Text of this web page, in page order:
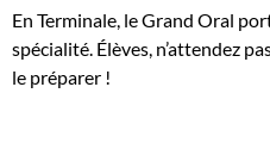
En Terminale, le Grand Oral
spécialité. Élèves, n’attendez
le préparer !